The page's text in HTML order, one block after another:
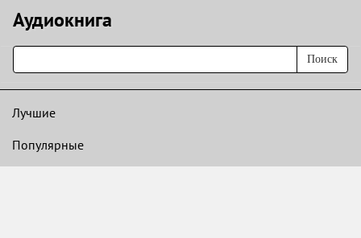
Аудиокнигa
Поиск
Лучшие
Популярные